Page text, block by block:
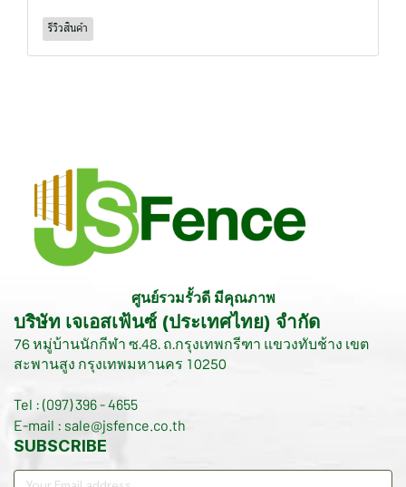
รีวิวสินค้า
ศูนย์รวมรั้วดี มีคุณภาพ
บริษัท เจเอสเฟ้นซ์ (ประเทศไทย) จำกัด
76 หมู่บ้านนักกีฬา ซ.48. ถ.กรุงเทพกรีฑา แขวงทับช้าง เขต
สะพานสูง กรุงเทพมหานคร 10250
Tel : (097) 396 - 4655
E-mail : sale@jsfence.co.th
SUBSCRIBE